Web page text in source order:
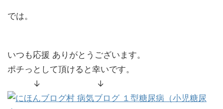
では。
いつも応援 ありがとうございます。
ポチっとして頂けると幸いです。
↓ ↓